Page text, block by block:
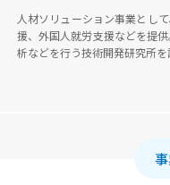
人材ソリューション事業とし
援、外国人就労支援などを提
析などを行う技術開発研究所を